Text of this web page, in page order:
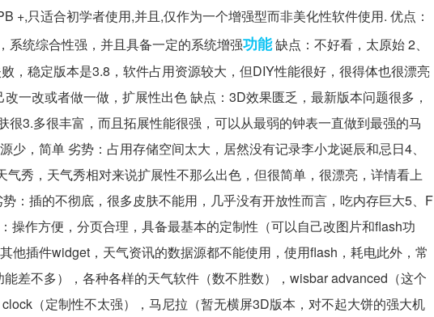
+,只适合初学者使用,并且,仅作为一个增强型而非美化性软件使用. 优点：
系统综合性强，并且具备一定的系统增强功能缺点：不好看，太原始 2、
，稳定版本是3.8，软件占用资源较大，但DIY性能很好，很得体也很漂亮
一改或者做一做，扩展性出色 缺点：3D效果匮乏，最新版本问题很多，
3.多很丰富，而且拓展性能很强，可以从最弱的钟表一直做到最强的马
，简单 劣势：占用存储空间太大，居然没有记录李小龙诞辰和忌日4、
秀，天气秀相对来说扩展性不那么出色，但很简单，很漂亮，详情看上
：插的不彻底，很多皮肤不能用，几乎没有开放性而言，吃内存巨大5、F
操作方便，分页合理，具备最基本的定制性（可以自己改图片和flash功
他插件widget，天气资讯的数据源都不能使用，使用flash，耗电此外，常
差不多），各种各样的天气软件（数不胜数），wisbar advanced（这个
（定制性不太强），马尼拉（暂无横屏3D版本，对不起大饼的强大机